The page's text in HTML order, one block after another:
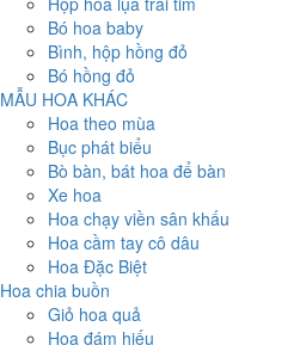
Bó hoa baby
Bình, hộp hồng đỏ
Bó hồng đỏ
MẪU HOA KHÁC
Hoa theo mùa
Bục phát biểu
Bò bàn, bát hoa để bàn
Xe hoa
Hoa chạy viền sân khấu
Hoa cầm tay cô dâu
Hoa Đặc Biệt
Hoa chia buồn
Giỏ hoa quả
Hoa đám hiếu